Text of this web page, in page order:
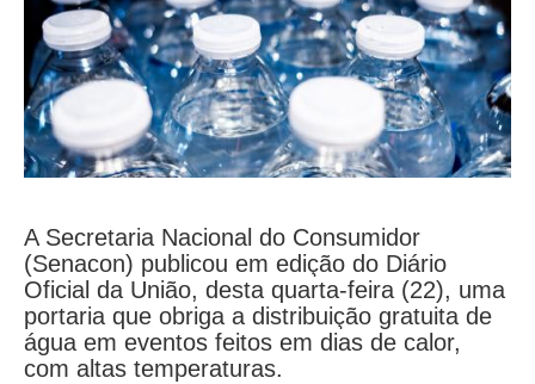
A Secretaria Nacional do Consumidor
(Senacon) publicou em edição do Diário
Oficial da União, desta quarta-feira (22), uma
portaria que obriga a distribuição gratuita de
água em eventos feitos em dias de calor,
com altas temperaturas.